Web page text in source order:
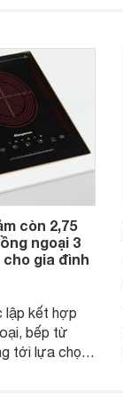
giá khá dễ
tâm của
còn 2,75
ngoại 3
gia đình
lập kết hợp
bếp từ
tới lựa chọn